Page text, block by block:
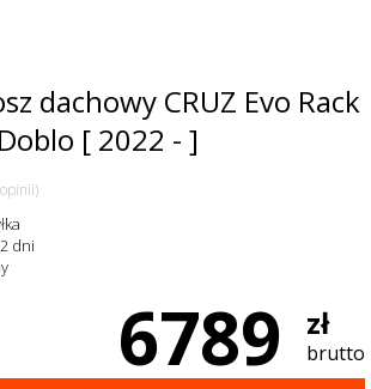
dachowy CRUZ Evo Rack
[ 2022 - ]
dni
6789 zł
brutto